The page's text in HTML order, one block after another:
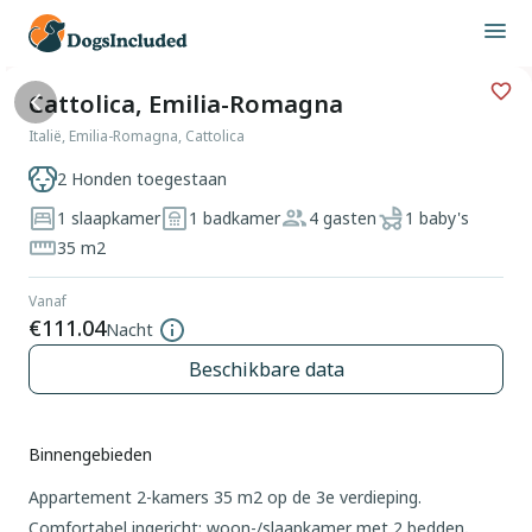
Cattolica, Emilia-Romagna
Italië, Emilia-Romagna, Cattolica
2 Honden toegestaan
1 slaapkamer
1 badkamer 4 gasten
1 baby's
35 m2
Vanaf
€111.04Nacht
Beschikbare data
Binnengebieden
Appartement 2-kamers 35 m2 op de 3e verdieping.